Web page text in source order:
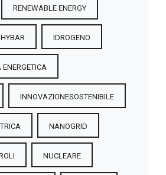
RENEWABLE ENERGY
HYBAR IDROGENO
INNOVAZIONESOSTENIBILE
NANOGRID
NUCLEARE